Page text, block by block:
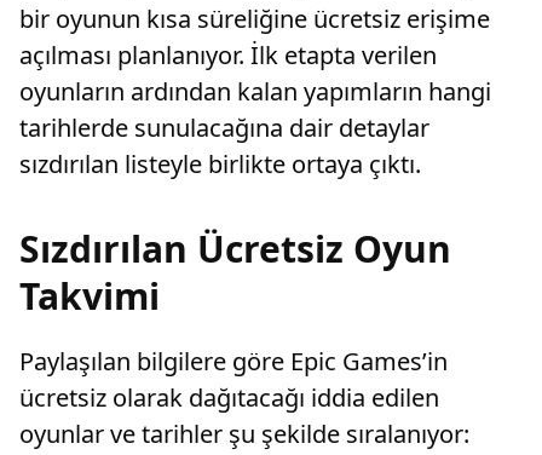
bir oyunun kısa süreliğine ücretsiz erişime
açılması planlanıyor. İlk etapta verilen
oyunların ardından kalan yapımların hangi
tarihlerde sunulacağına dair detaylar
sızdırılan listeyle birlikte ortaya çıktı.
Sızdırılan Ücretsiz Oyun
Takvimi
Paylaşılan bilgilere göre Epic Games’in
ücretsiz olarak dağıtacağı iddia edilen
oyunlar ve tarihler şu şekilde sıralanıyor: